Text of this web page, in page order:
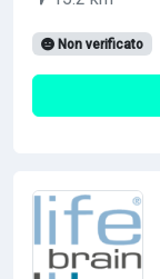
Non verificato